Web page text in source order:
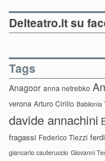
Delteatro.it su
Tags
Anagoor anna netrebko
verona Arturo Cirillo Babilonia
davide annachini
fragassi Federico Tiezzi
giancarlo cauteruccio Giovanni